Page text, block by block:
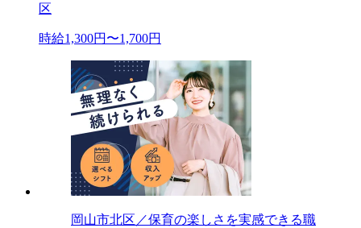
区
時給1,300円〜1,700円
岡山市北区／保育の楽しさを実感できる職